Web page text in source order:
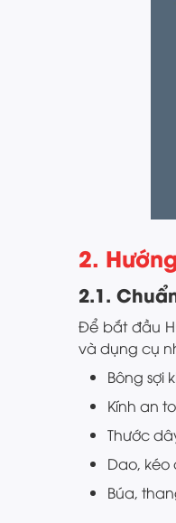
2.
2.1.
Để bắt đầu
và dụng cụ
Bông sợi
Kính an
Thước
Dao,
Búa,